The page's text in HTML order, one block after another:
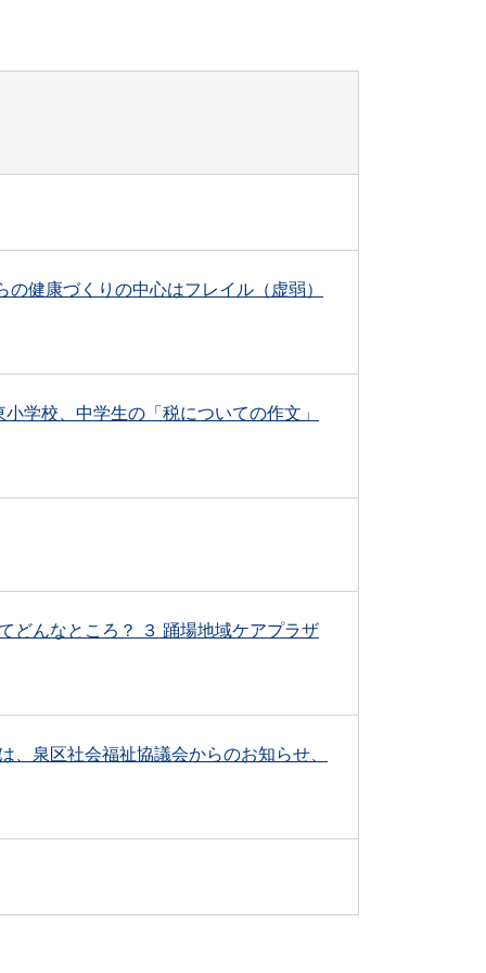
健康づくりの中心はフレイル（虚弱）
学校、中学生の「税についての作文」
どんなところ？ ３ 踊場地域ケアプラザ
泉区社会福祉協議会からのお知らせ、